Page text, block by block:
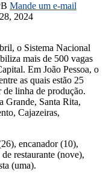
Mande um e-mail
2024
o Sistema Nacional
mais de 500 vagas
Em João Pessoa, o
as quais estão 25
linha de produção.
Grande, Santa Rita,
Cajazeiras,
encanador (10),
restaurante (nove),
(uma).